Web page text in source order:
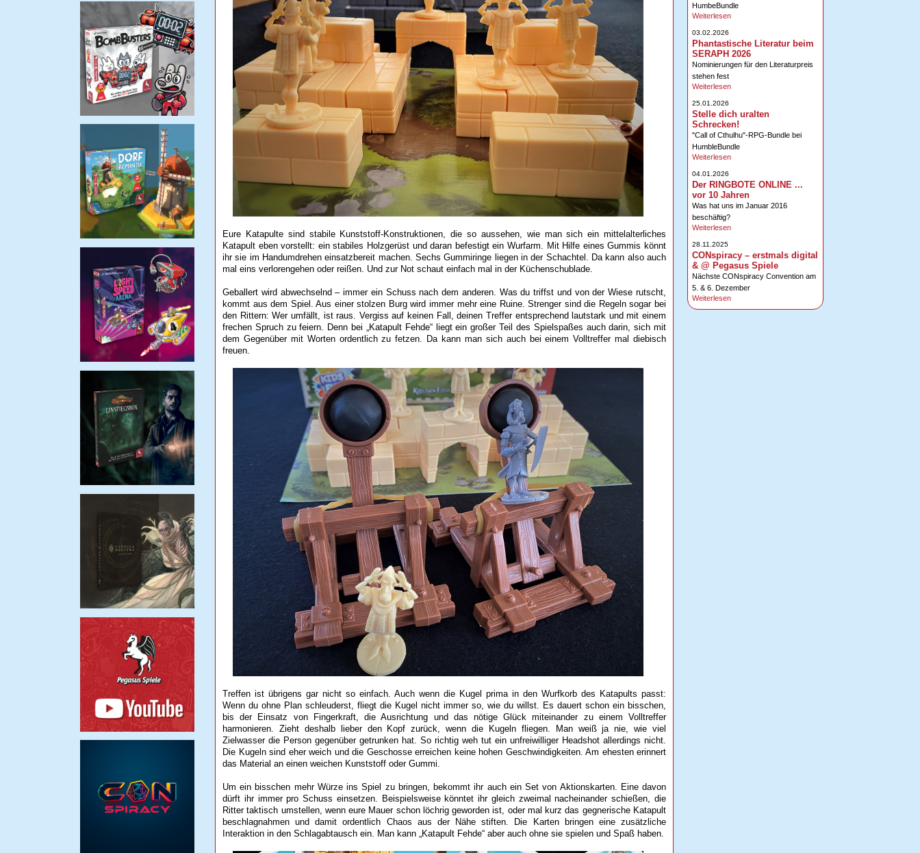
Eure Katapulte sind stabile Kunststoff-Konstruktionen, die so aussehen, wie man sich ein mittelalterliches
Katapult eben vorstellt: ein stabiles Holzgerüst und daran befestigt ein Wurfarm. Mit Hilfe eines Gummis könnt
ihr sie im Handumdrehen einsatzbereit machen. Sechs Gummiringe liegen in der Schachtel. Da kann also auch
mal eins verlorengehen oder reißen. Und zur Not schaut einfach mal in der Küchenschublade.
Geballert wird abwechselnd – immer ein Schuss nach dem anderen. Was du triffst und von der Wiese rutscht,
kommt aus dem Spiel. Aus einer stolzen Burg wird immer mehr eine Ruine. Strenger sind die Regeln sogar bei
den Rittern: Wer umfällt, ist raus. Vergiss auf keinen Fall, deinen Treffer entsprechend lautstark und mit einem
frechen Spruch zu feiern. Denn bei „Katapult Fehde“ liegt ein großer Teil des Spielspaßes auch darin, sich mit
dem Gegenüber mit Worten ordentlich zu fetzen. Da kann man sich auch bei einem Volltreffer mal diebisch
freuen.
Treffen ist übrigens gar nicht so einfach. Auch wenn die Kugel prima in den Wurfkorb des Katapults passt:
Wenn du ohne Plan schleuderst, fliegt die Kugel nicht immer so, wie du willst. Es dauert schon ein bisschen,
bis der Einsatz von Fingerkraft, die Ausrichtung und das nötige Glück miteinander zu einem Volltreffer
harmonieren. Zieht deshalb lieber den Kopf zurück, wenn die Kugeln fliegen. Man weiß ja nie, wie viel
Zielwasser die Person gegenüber getrunken hat. So richtig weh tut ein unfreiwilliger Headshot allerdings nicht.
Die Kugeln sind eher weich und die Geschosse erreichen keine hohen Geschwindigkeiten. Am ehesten erinnert
das Material an einen weichen Kunststoff oder Gummi.
Um ein bisschen mehr Würze ins Spiel zu bringen, bekommt ihr auch ein Set von Aktionskarten. Eine davon
dürft ihr immer pro Schuss einsetzen. Beispielsweise könntet ihr gleich zweimal nacheinander schießen, die
Ritter taktisch umstellen, wenn eure Mauer schon löchrig geworden ist, oder mal kurz das gegnerische Katapult
beschlagnahmen und damit ordentlich Chaos aus der Nähe stiften. Die Karten bringen eine zusätzliche
Interaktion in den Schlagabtausch ein. Man kann „Katapult Fehde“ aber auch ohne sie spielen und Spaß haben.
HumbeBundle
Weiterlesen
03.02.2026
Phantastische Literatur beim
SERAPH 2026
Nominierungen für den Literaturpreis
stehen fest
Weiterlesen
25.01.2026
Stelle dich uralten
Schrecken!
"Call of Cthulhu"-RPG-Bundle bei
HumbleBundle
Weiterlesen
04.01.2026
Der RINGBOTE ONLINE ...
vor 10 Jahren
Was hat uns im Januar 2016
beschäftig?
Weiterlesen
28.11.2025
CONspiracy – erstmals digital
& @ Pegasus Spiele
Nächste CONspiracy Convention am
5. & 6. Dezember
Weiterlesen